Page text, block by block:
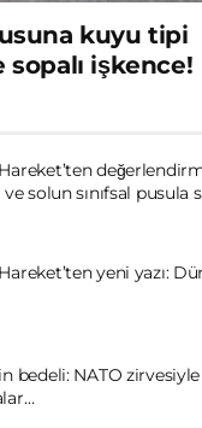
kuyu tipi
işkence!
ve solun sınıfsal pusula
yeni yazı:
bedeli: NATO